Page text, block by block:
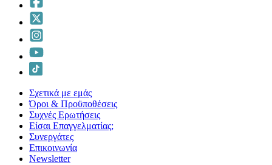
Σχετικά με εμάς
Όροι & Προϋποθέσεις
Συχνές Ερωτήσεις
Είσαι Επαγγελματίας;
Συνεργάτες
Επικοινωνία
Νewsletter